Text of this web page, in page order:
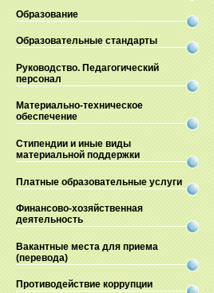
Образование
Образовательные стандарты
Руководство. Педагогический
персонал
Материально-техническое
обеспечение
Стипендии и иные виды
материальной поддержки
Платные образовательные услуги
Финансово-хозяйственная
деятельность
Вакантные места для приема
(перевода)
Противодействие коррупции